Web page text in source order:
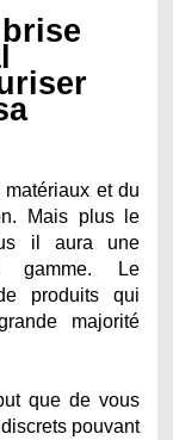
et du
Mais plus le
il aura une
gamme. Le
produits qui
majorité
que de vous
pouvant